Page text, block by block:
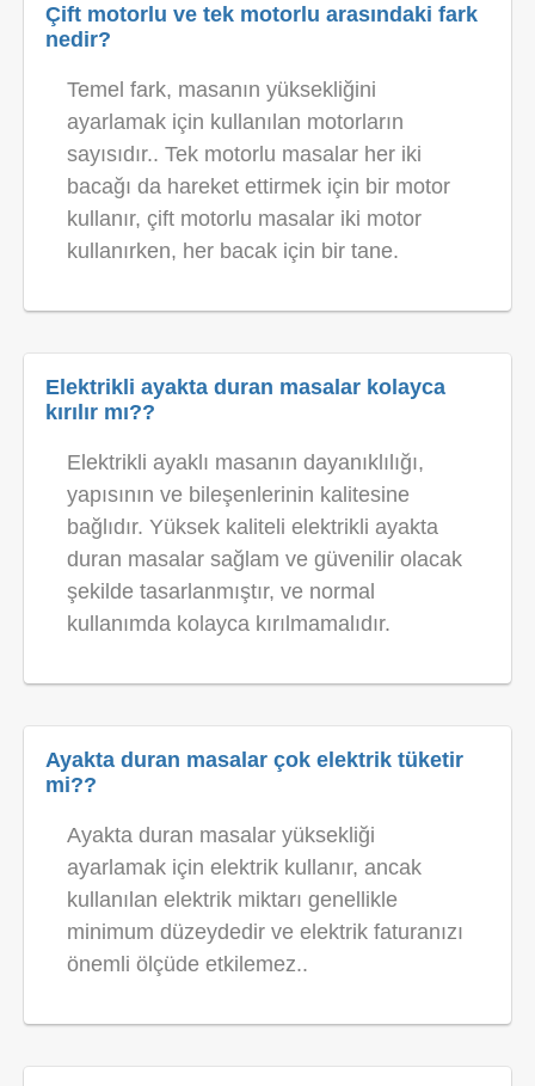
Çift motorlu ve tek motorlu arasındaki fark
nedir?
Temel fark, masanın yüksekliğini
ayarlamak için kullanılan motorların
sayısıdır.. Tek motorlu masalar her iki
bacağı da hareket ettirmek için bir motor
kullanır, çift ​​motorlu masalar iki motor
kullanırken, her bacak için bir tane.
Elektrikli ayakta duran masalar kolayca
kırılır mı??
Elektrikli ayaklı masanın dayanıklılığı,
yapısının ve bileşenlerinin kalitesine
bağlıdır. Yüksek kaliteli elektrikli ayakta
duran masalar sağlam ve güvenilir olacak
şekilde tasarlanmıştır, ve normal
kullanımda kolayca kırılmamalıdır.
Ayakta duran masalar çok elektrik tüketir
mi??
Ayakta duran masalar yüksekliği
ayarlamak için elektrik kullanır, ancak
kullanılan elektrik miktarı genellikle
minimum düzeydedir ve elektrik faturanızı
önemli ölçüde etkilemez..